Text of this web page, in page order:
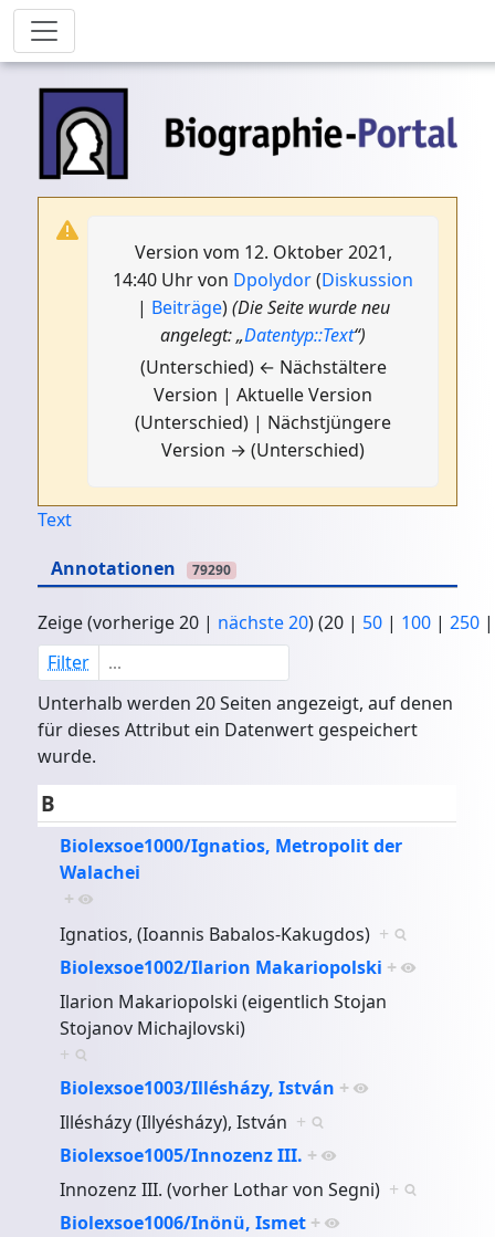
Version vom 12. Oktober 2021,
14:40 Uhr von Dpolydor(Diskussion
| Beiträge) (Die Seite wurde neu
angelegt: „Datentyp::Text“)
(Unterschied) ← Nächstältere
Version | Aktuelle Version
(Unterschied) | Nächstjüngere
Version → (Unterschied)
Text
Annotationen
79290
Zeige (vorherige 20 | nächste 20) (20 | 50 | 100 |250
Filter
Unterhalb werden 20 Seiten angezeigt, auf denen
für dieses Attribut ein Datenwert gespeichert
wurde.
B
Biolexsoe1000/Ignatios, Metropolit der
Walachei
+
Ignatios, (Ioannis Babalos-Kakugdos) +
Biolexsoe1002/Ilarion Makariopolski +
Ilarion Makariopolski (eigentlich Stojan
Stojanov Michajlovski)
+
Biolexsoe1003/Illésházy, István +
Illésházy (Illyésházy), István +
Biolexsoe1005/Innozenz III. +
Innozenz III. (vorher Lothar von Segni) +
Biolexsoe1006/Inönü, Ismet +